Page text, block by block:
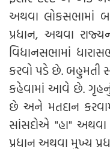
અથવા લોકસભામાં
પ્રધાન, અથવા
વિધાનસભામાં
કરવો પડે છે. બહુમતી
કહેવામાં આવે છે.
છે અને મતદાન
સાંસદોએ "હા"
પ્રધાન અથવા મુખ્ય